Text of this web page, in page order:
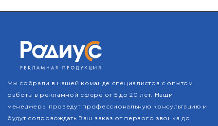
Мы собрали в нашей команде специалистов с опытом
работы в рекламной сфере от 5 до 20 лет. Наши
менеджеры проведут профессиональную консультацию и
будут сопровождать Ваш заказ от первого звонка до